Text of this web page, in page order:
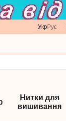
УкрРус
Нитки для
вишивання